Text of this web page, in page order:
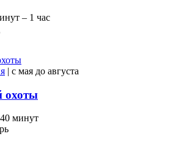
– 1 час
| c мая до августа
охоты
минут